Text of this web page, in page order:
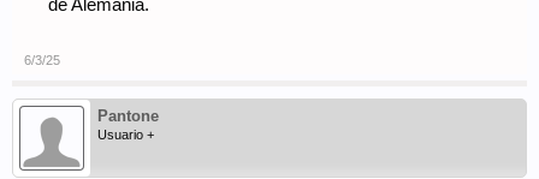
de Alemania.
6/3/25
Pantone
Usuario +